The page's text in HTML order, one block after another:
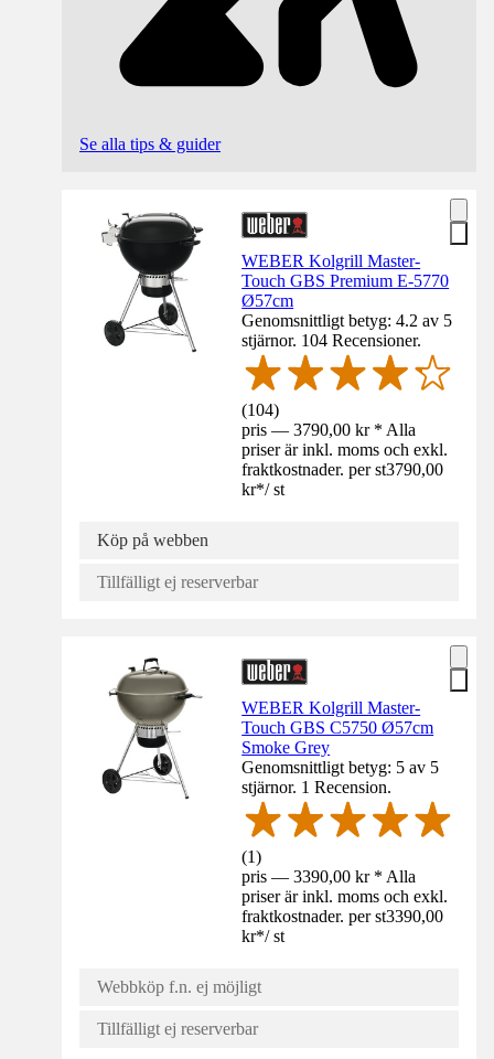
Se alla tips & guider
WEBER Kolgrill Master-
Touch GBS Premium E-5770
Ø57cm
Genomsnittligt betyg: 4.2 av 5
stjärnor. 104 Recensioner.
(104)
pris — 3790,00 kr * Alla
priser är inkl. moms och exkl.
fraktkostnader. per st3790,00
kr*/ st
Köp på webben
Tillfälligt ej reserverbar
WEBER Kolgrill Master-
Touch GBS C5750 Ø57cm
Smoke Grey
Genomsnittligt betyg: 5 av 5
stjärnor. 1 Recension.
(1)
pris — 3390,00 kr * Alla
priser är inkl. moms och exkl.
fraktkostnader. per st3390,00
kr*/ st
Webbköp f.n. ej möjligt
Tillfälligt ej reserverbar